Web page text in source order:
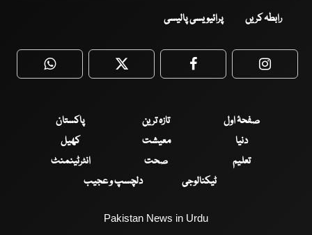
رابطہ کریں پرائیویسی پالیسی
WhatsApp Twitter Facebook
صفحۂ اول تازہ ترین
پاکستان
دنیا
معیشت
کھیل
تعلیم
صحت
انٹرٹینمنٹ
ٹیکنالوجی
دلچسپ و عجیب
Pakistan News in Urdu